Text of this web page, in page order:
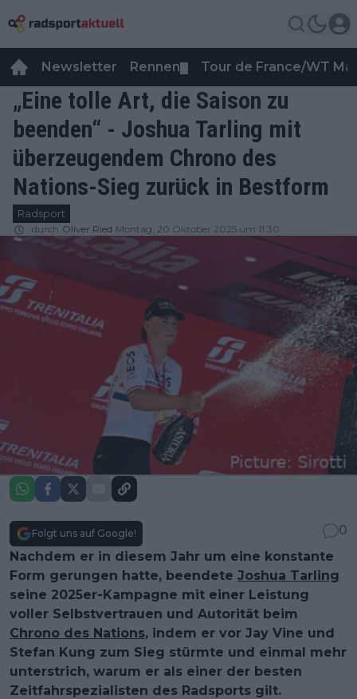
Newsletter Rennen Tour de France/WT
„Eine tolle Art, die Saison zu
beenden“ - Joshua Tarling mit
überzeugendem Chrono des
Nations-Sieg zurück in Bestform
Radsport
durch Oliver Ried Montag, 20 Oktober 2025 um 11:30
Folgt uns auf Google!
0
Nachdem er in diesem Jahr um eine konstante
Form gerungen hatte, beendete Joshua Tarling
seine 2025er-Kampagne mit einer Leistung
voller Selbstvertrauen und Autorität beim
Chrono des Nations, indem er vor Jay Vine und
Stefan Kung zum Sieg stürmte und einmal mehr
unterstrich, warum er als einer der besten
Zeitfahrspezialisten des Radsports gilt.